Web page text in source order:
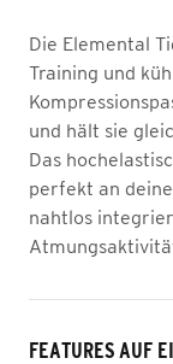
Die Elemental
Training und
und hält sie
Das
perfekt an
nahtlos
FEATURES AUF